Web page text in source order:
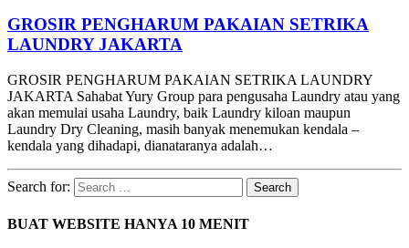
GROSIR PENGHARUM PAKAIAN SETRIKA
LAUNDRY JAKARTA
GROSIR PENGHARUM PAKAIAN SETRIKA LAUNDRY
JAKARTA Sahabat Yury Group para pengusaha Laundry atau yang
akan memulai usaha Laundry, baik Laundry kiloan maupun
Laundry Dry Cleaning, masih banyak menemukan kendala –
kendala yang dihadapi, dianataranya adalah…
Search for:
BUAT WEBSITE HANYA 10 MENIT